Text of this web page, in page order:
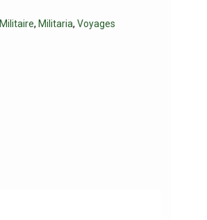
Militaire, Militaria,Voyages